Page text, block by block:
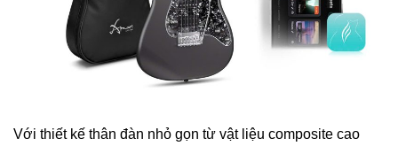
Với thiết kế thân đàn nhỏ gọn từ vật liệu composite cao